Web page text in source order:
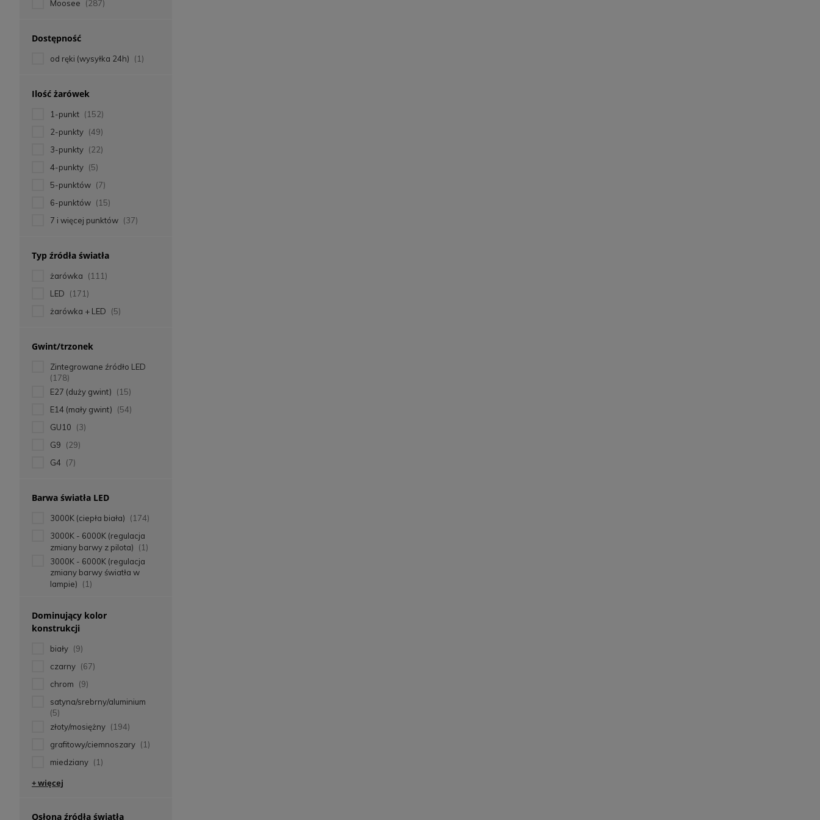
Moosee (287)
Dostępność
od ręki (wysyłka 24h) (1)
Ilość żarówek
1-punkt (152)
2-punkty (49)
3-punkty (22)
4-punkty (5)
5-punktów (7)
6-punktów (15)
7 i więcej punktów (37)
Typ źródła światła
żarówka
(111)
LED
(171)
żarówka + LED
(5)
Gwint/trzonek
Zintegrowane źródło LED
(178)
E27 (duży gwint)
(15)
E14 (mały gwint)
(54)
GU10
(3)
G9
(29)
G4 (7)
Barwa światła LED
3000K (ciepła biała)
(174)
3000K - 6000K (regulacja
zmiany barwy z pilota)
(1)
3000K - 6000K (regulacja
zmiany barwy światła w
lampie)
(1)
Dominujący kolor
konstrukcji
biały (9)
czarny (67)
chrom
(9)
satyna/srebrny/aluminium
(5)
złoty/mosiężny (194)
grafitowy/ciemnoszary (1)
miedziany (1)
+ więcej
Osłona źródła światła